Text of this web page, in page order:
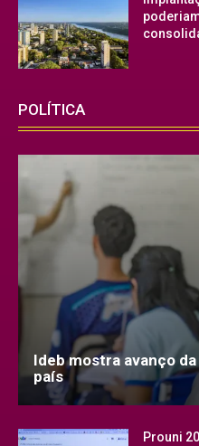
POLÍTICA
Ideb mostra avanço
país
Prouni